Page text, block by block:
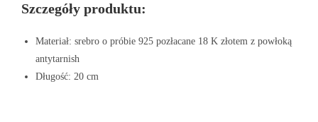
Szczegóły produktu:
Materiał: srebro o próbie 925 pozłacane 18 K złotem z powłoką
antytarnish
Długość: 20 cm